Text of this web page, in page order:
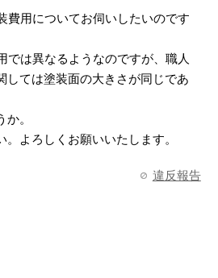
費用についてお伺いしたいのです
では異なるようなのですが、職人
しては塗装面の大きさが同じであ
。
よろしくお願いいたします。
違反報告